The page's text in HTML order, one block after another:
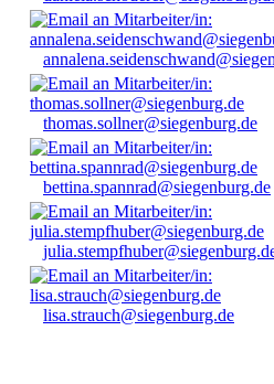
thomas.sollner@siegenburg.de
bettina.spannrad@siegenburg.de
lisa.strauch@siegenburg.de